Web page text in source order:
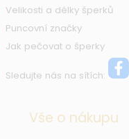
Velikosti a délky šperků
Puncovní značky
Jak pečovat o šperky
Sledujte nás na sítích:
Vše o nákupu